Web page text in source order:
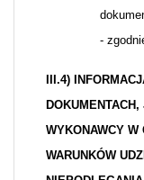
-
III.4)
WYKONAWCY
WARUNKÓW